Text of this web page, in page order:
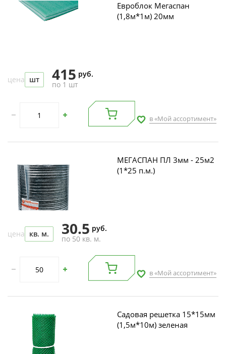
Евроблок Мегаспан
(1,8м*1м) 20мм
цена шт 415 руб.
по 1 шт
в «Мой ассортимент»
МЕГАСПАН ПЛ 3мм - 25м2
(1*25 п.м.)
цена кв. м. 30.5 руб.
по 50 кв. м.
в «Мой ассортимент»
Садовая решетка 15*15мм
(1,5м*10м) зеленая